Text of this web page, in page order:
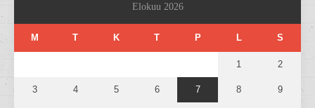
Elokuu 2026
M T K T P L S
1 2
3 4 5 6 7 8 9